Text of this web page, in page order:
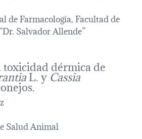
de Farmacología, Facultad de
Salvador Allende”
toxicidad dérmica de
L. yCassia
Salud Animal